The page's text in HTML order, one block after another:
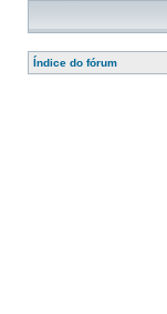
Índice do fórum